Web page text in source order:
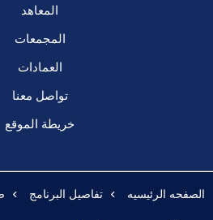
المعاهد
المجمعات
العمادات
تواصل معنا
خريطة الموقع
الصفحه الرئيسيه تفاصيل البرنامج